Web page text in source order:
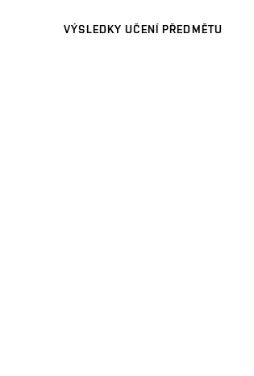
VÝSLEDKY UČENÍ PŘEDMĚTU